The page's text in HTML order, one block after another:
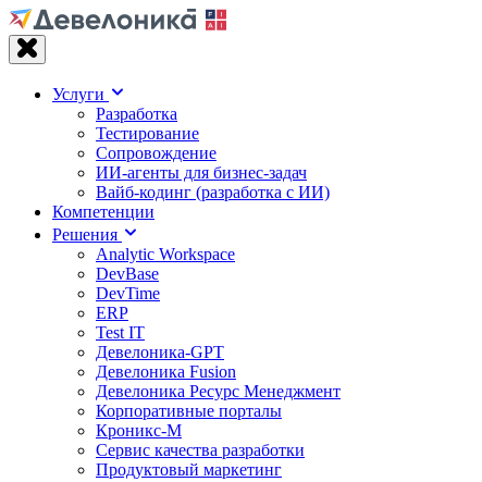
Услуги
Разработка
Тестирование
Сопровождение
ИИ-агенты для бизнес-задач
Вайб‑кодинг (разработка с ИИ)
Компетенции
Решения
Analytic Workspace
DevBase
DevTime
ERP
Test IT
Девелоника-GPT
Девелоника Fusion
Девелоника Ресурс Менеджмент
Корпоративные порталы
Кроникс-М
Сервис качества разработки
Продуктовый маркетинг